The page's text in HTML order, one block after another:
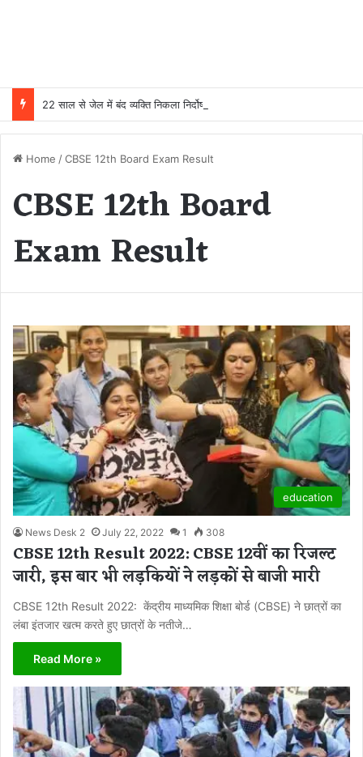
Home /CBSE 12th Board Exam Result
CBSE 12th Board
Exam Result
education
News Desk 2 July 22, 2022 1 308
CBSE 12th Result 2022: CBSE 12वीं का रिजल्ट
जारी, इस बार भी लड़कियों ने लड़कों से बाजी मारी
CBSE 12th Result 2022: केंद्रीय माध्यमिक शिक्षा बोर्ड (CBSE) ने छात्रों का
लंबा इंतजार खत्म करते हुए छात्रों के नतीजे…
Read More »